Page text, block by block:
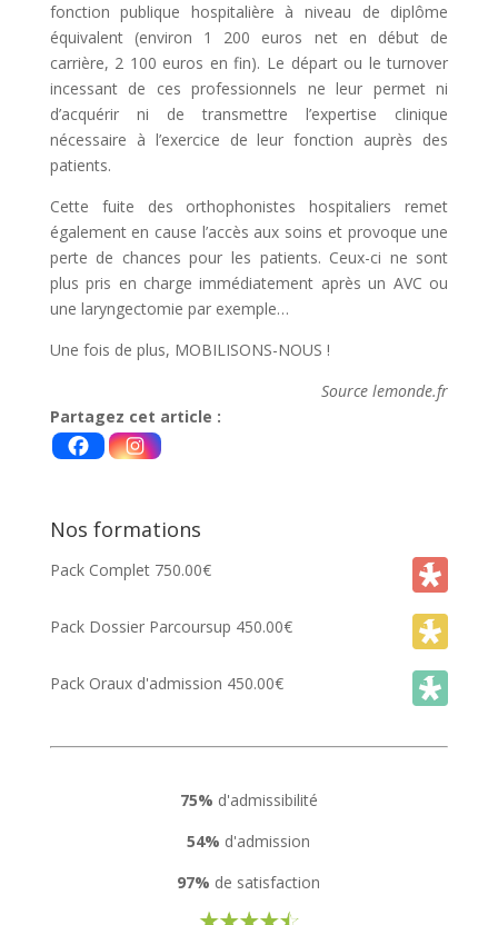
fonction publique hospitalière à niveau de diplôme
équivalent (environ 1 200 euros net en début de
carrière, 2 100 euros en fin). Le départ ou le turnover
incessant de ces professionnels ne leur permet ni
d’acquérir ni de transmettre l’expertise clinique
nécessaire à l’exercice de leur fonction auprès des
patients.
Cette fuite des orthophonistes hospitaliers remet
également en cause l’accès aux soins et provoque une
perte de chances pour les patients. Ceux-ci ne sont
plus pris en charge immédiatement après un AVC ou
une laryngectomie par exemple…
Une fois de plus, MOBILISONS-NOUS !
Source lemonde.fr
Partagez cet article :
Nos formations
Pack Complet 750.00€
Pack Dossier Parcoursup 450.00€
Pack Oraux d'admission 450.00€
75% d'admissibilité
54% d'admission
97% de satisfaction